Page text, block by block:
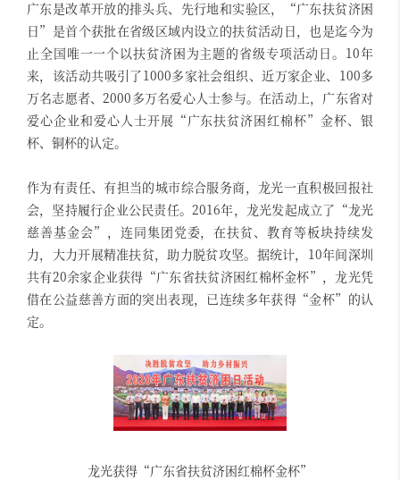
广东是改革开放的排头兵、先行地和实验区，“广东扶贫济困
日”是首个获批在省级区域内设立的扶贫活动日，也是迄今为
止全国唯一一个以扶贫济困为主题的省级专项活动日。10年
来，该活动共吸引了1000多家社会组织、近万家企业、100多
万名志愿者、2000多万名爱心人士参与。在活动上，广东省对
爱心企业和爱心人士开展“广东扶贫济困红棉杯”金杯、银
杯、铜杯的认定。
作为有责任、有担当的城市综合服务商，龙光一直积极回报社
会，坚持履行企业公民责任。2016年，龙光发起成立了“龙光
慈善基金会”，连同集团党委，在扶贫、教育等板块持续发
力，大力开展精准扶贫，助力脱贫攻坚。据统计，10年间深圳
共有20余家企业获得“广东省扶贫济困红棉杯金杯”，龙光凭
借在公益慈善方面的突出表现，已连续多年获得“金杯”的认
定。
龙光获得“广东省扶贫济困红棉杯金杯”